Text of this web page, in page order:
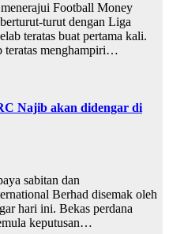
Football Money
turut dengan Liga
teratas buat pertama kali.
teratas menghampiri…
Najib akan didengar di
sabitan dan
Berhad disemak oleh
hari ini. Bekas perdana
keputusan…